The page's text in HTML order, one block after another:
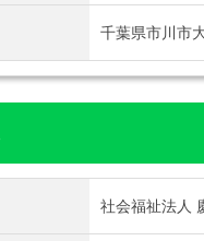
千葉県市川市
社会福祉法人